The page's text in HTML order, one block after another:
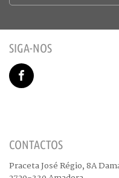
SIGA-NOS
CONTACTOS
Praceta José Régio, 8A